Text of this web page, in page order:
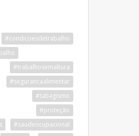
#condicoesdetrabalho
#trabalhosemaltura
#segurancaalimentar
#tabagismo
#proteção
#saudeocupacional